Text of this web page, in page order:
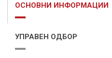
ОСНОВНИ ИНФОРМАЦИИ
УПРАВЕН ОДБОР